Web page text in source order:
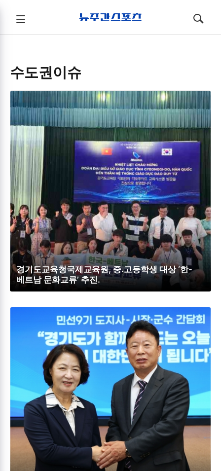
전체메뉴
열기/
검색
열기/
수도권이슈
경기도교육청국제교육원, 중․고등학생 대상 ‘한-
베트남 문화교류’ 추진.